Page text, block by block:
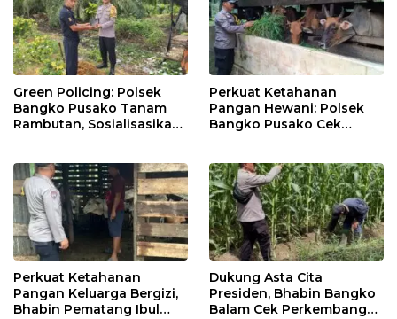
Green Policing: Polsek
Bangko Pusako Tanam
Rambutan, Sosialisasikan
Perkuat Ketahanan
Pangan Hewani: Polsek
Bangko Pusako Cek
Perkuat Ketahanan
Pangan Keluarga Bergizi,
Bhabin Pematang Ibul
Dukung Asta Cita
Presiden, Bhabin Bangko
Balam Cek Perkembangan